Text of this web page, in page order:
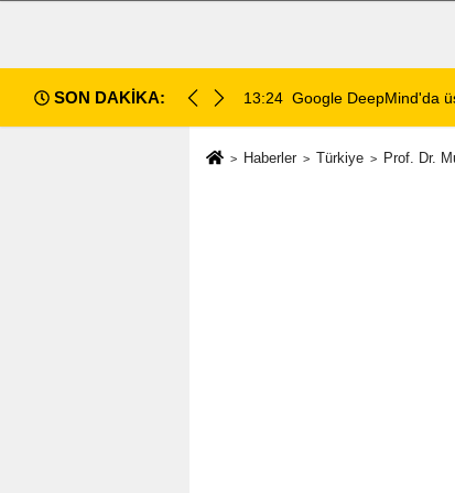
SON DAKİKA:
Kavukçuoğlu'na verildi 13:23 PM grubu sigaralara
Haberler Türkiye Prof. Dr.